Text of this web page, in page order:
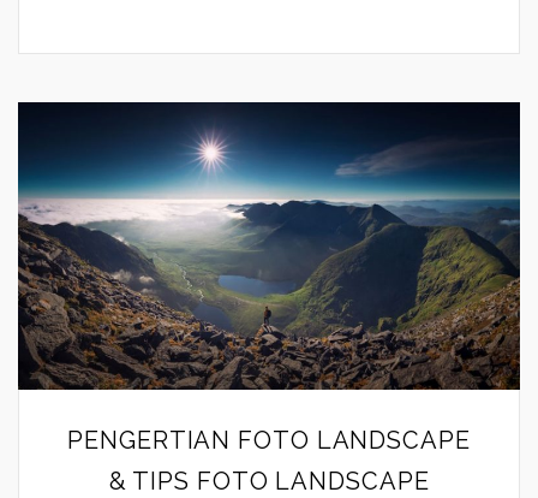
PENGERTIAN FOTO LANDSCAPE
& TIPS FOTO LANDSCAPE